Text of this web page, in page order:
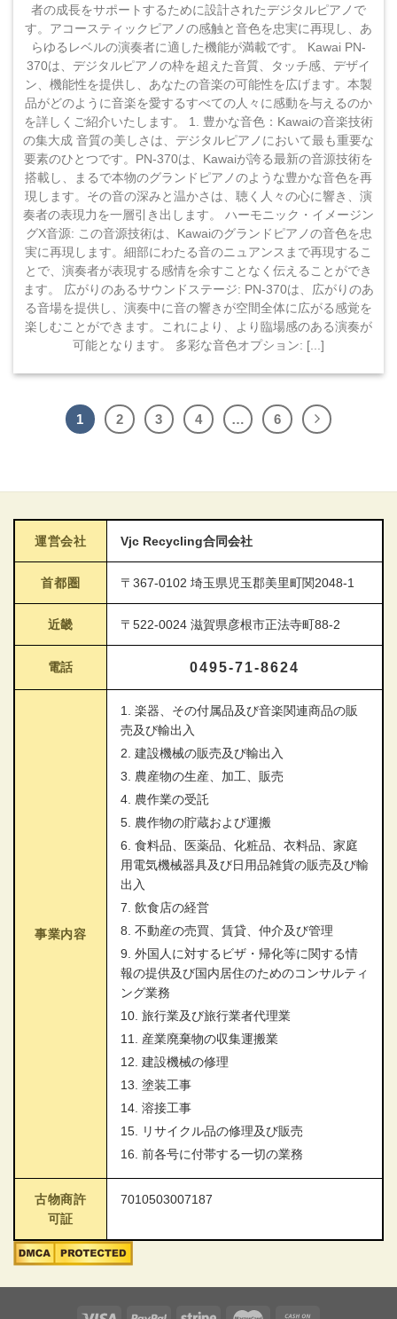
者の成長をサポートするために設計されたデジタルピアノで
す。アコースティックピアノの感触と音色を忠実に再現し、あ
らゆるレベルの演奏者に適した機能が満載です。 Kawai PN-
370は、デジタルピアノの枠を超えた音質、タッチ感、デザイ
ン、機能性を提供し、あなたの音楽の可能性を広げます。本製
品がどのように音楽を愛するすべての人々に感動を与えるのか
を詳しくご紹介いたします。 1. 豊かな音色：Kawaiの音楽技術
の集大成 音質の美しさは、デジタルピアノにおいて最も重要な
要素のひとつです。PN-370は、Kawaiが誇る最新の音源技術を
搭載し、まるで本物のグランドピアノのような豊かな音色を再
現します。その音の深みと温かさは、聴く人々の心に響き、演
奏者の表現力を一層引き出します。 ハーモニック・イメージン
グX音源: この音源技術は、Kawaiのグランドピアノの音色を忠
実に再現します。細部にわたる音のニュアンスまで再現するこ
とで、演奏者が表現する感情を余すことなく伝えることができ
ます。 広がりのあるサウンドステージ: PN-370は、広がりのあ
る音場を提供し、演奏中に音の響きが空間全体に広がる感覚を
楽しむことができます。これにより、より臨場感のある演奏が
可能となります。 多彩な音色オプション: [...]
1 2 3 4 … 6
運営会社 Vjc Recycling合同会社
首都圏 〒367-0102 埼玉県児玉郡美里町関2048-1
近畿 〒522-0024 滋賀県彦根市正法寺町88-2
電話 0495-71-8624
事業内容
1. 楽器、その付属品及び音楽関連商品の販
売及び輸出入
2. 建設機械の販売及び輸出入
3. 農産物の生産、加工、販売
4. 農作業の受託
5. 農作物の貯蔵および運搬
6. 食料品、医薬品、化粧品、衣料品、家庭
用電気機械器具及び日用品雑貨の販売及び輸
出入
7. 飲食店の経営
8. 不動産の売買、賃貸、仲介及び管理
9. 外国人に対するビザ・帰化等に関する情
報の提供及び国内居住のためのコンサルティ
ング業務
10. 旅行業及び旅行業者代理業
11. 産業廃棄物の収集運搬業
12. 建設機械の修理
13. 塗装工事
14. 溶接工事
15. リサイクル品の修理及び販売
16. 前各号に付帯する一切の業務
古物商許
可証
7010503007187